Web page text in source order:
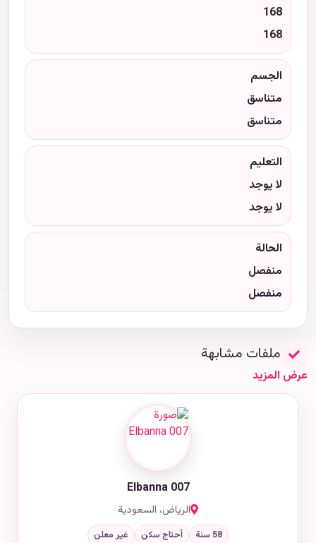
168
168
الجسم
متناسق
متناسق
التعليم
لا يوجد
لا يوجد
الحالة
منفصل
منفصل
ملفات مشابهة
عرض المزيد
Elbanna 007
الرياض، السعودية
58 سنة أحتاج سكن غير معلن